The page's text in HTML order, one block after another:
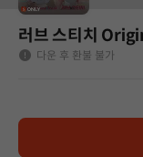
러브 스티치
다운 후 환불 불가